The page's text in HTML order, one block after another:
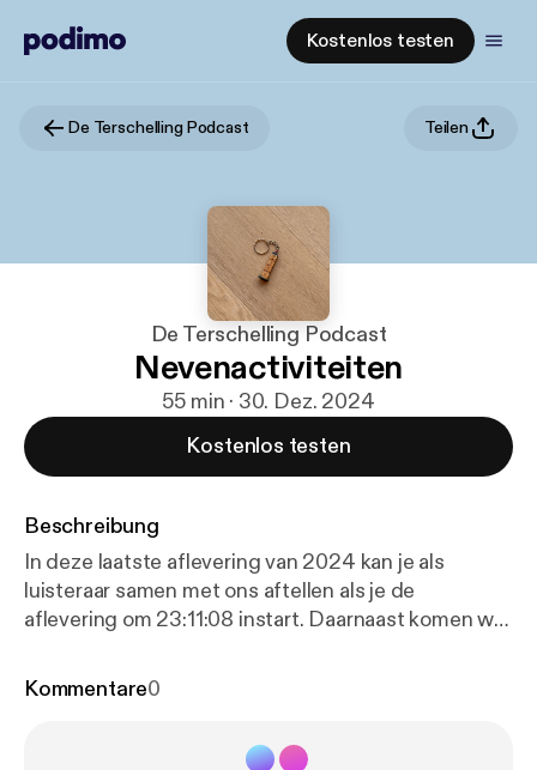
Kostenlos testen
De Terschelling Podcast Teilen
De Terschelling Podcast
Nevenactiviteiten
55 min · 30. Dez. 2024
Kostenlos testen
Beschreibung
In deze laatste aflevering van 2024 kan je als
luisteraar samen met ons aftellen als je de
aflevering om 23:11:08 instart. Daarnaast komen we
gaan alle kanten op, van een eindejaarsquiz tot een
Kommentare0